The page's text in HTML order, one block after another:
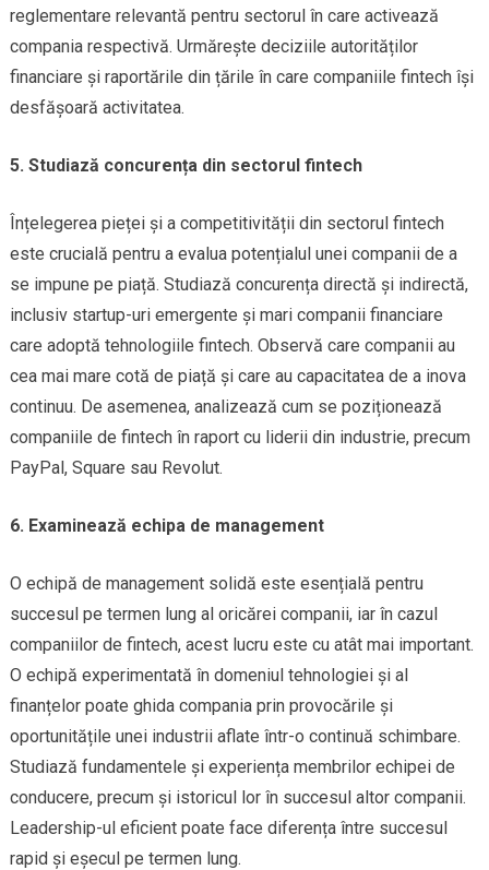
reglementare relevantă pentru sectorul în care activează
compania respectivă. Urmărește deciziile autorităților
financiare și raportările din țările în care companiile fintech își
desfășoară activitatea.
5. Studiază concurența din sectorul fintech
Înțelegerea pieței și a competitivității din sectorul fintech
este crucială pentru a evalua potențialul unei companii de a
se impune pe piață. Studiază concurența directă și indirectă,
inclusiv startup-uri emergente și mari companii financiare
care adoptă tehnologiile fintech. Observă care companii au
cea mai mare cotă de piață și care au capacitatea de a inova
continuu. De asemenea, analizează cum se poziționează
companiile de fintech în raport cu liderii din industrie, precum
PayPal, Square sau Revolut.
6. Examinează echipa de management
O echipă de management solidă este esențială pentru
succesul pe termen lung al oricărei companii, iar în cazul
companiilor de fintech, acest lucru este cu atât mai important.
O echipă experimentată în domeniul tehnologiei și al
finanțelor poate ghida compania prin provocările și
oportunitățile unei industrii aflate într-o continuă schimbare.
Studiază fundamentele și experiența membrilor echipei de
conducere, precum și istoricul lor în succesul altor companii.
Leadership-ul eficient poate face diferența între succesul
rapid și eșecul pe termen lung.